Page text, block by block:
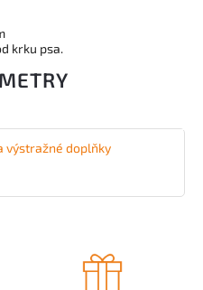
krku psa.
výstražné doplňky